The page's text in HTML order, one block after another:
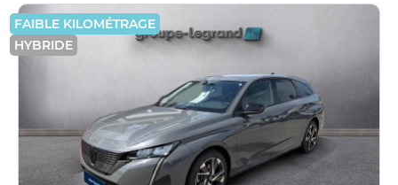
FAIBLE KILOMÉTRAGE
HYBRIDE